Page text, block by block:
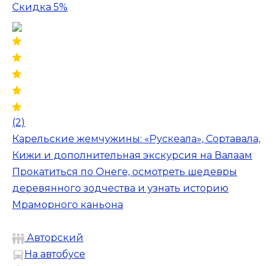
Скидка 5%
(2)
Карельские жемчужины: «Рускеала», Сортавала,
Кижи и дополнительная экскурсия на Валаам
Прокатиться по Онеге, осмотреть шедевры
деревянного зодчества и узнать историю
Мраморного каньона
Авторский
На автобусе